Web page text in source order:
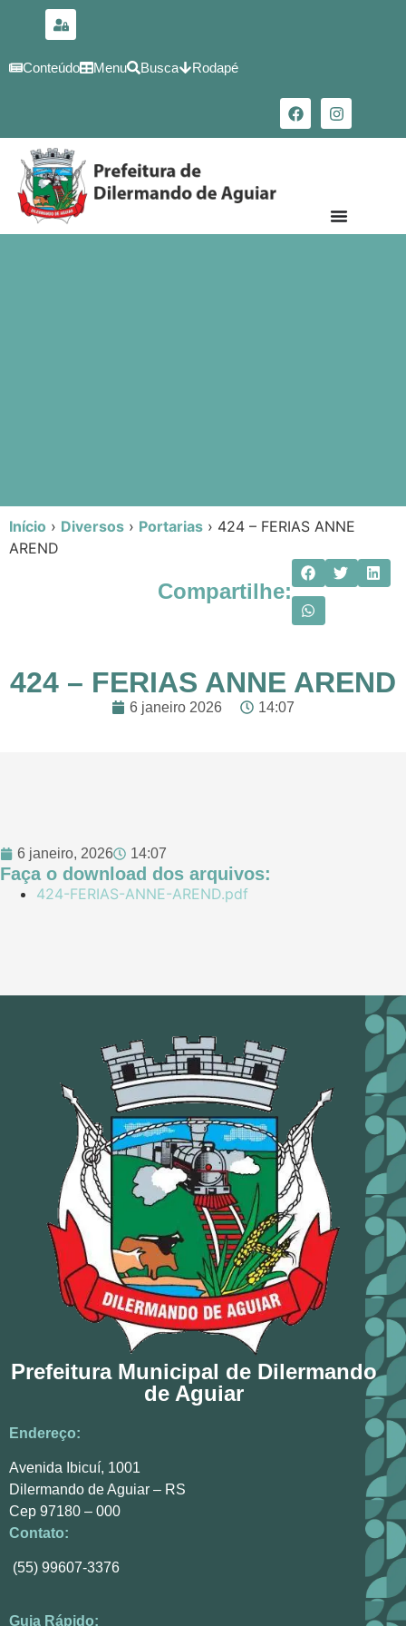
conteúdo
Conteúdo Menu Busca Rodapé
Início › Diversos › Portarias › 424 – FERIAS ANNE
AREND
Compartilhe:
424 – FERIAS ANNE AREND
6 janeiro 2026 14:07
6 janeiro, 2026 14:07
Faça o download dos arquivos:
424-FERIAS-ANNE-AREND.pdf
Prefeitura Municipal de Dilermando
de Aguiar
Endereço:
Avenida Ibicuí, 1001
Dilermando de Aguiar – RS
Cep 97180 – 000
Contato:
(55) 99607-3376
Guia Rápido: